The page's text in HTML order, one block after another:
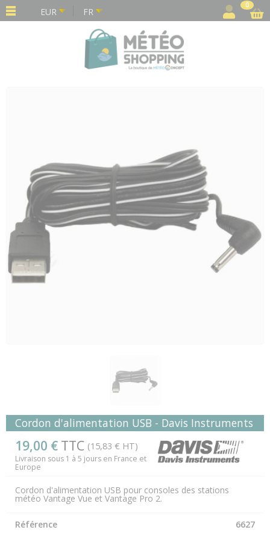
EUR FR
0
Cordon d'alimentation USB - Davis Instruments
19,00 € TTC (15,83 € HT)
Livraison sous 1 à 5 jours en France et
Europe
Cordon d'alimentation USB pour consoles des stations
météo Vantage Vue et Vantage Pro 2.
Référence 6627
Panneau de gestion des cookies